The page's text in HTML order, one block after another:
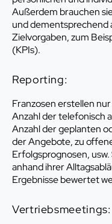
Außerdem brauchen
und
Zielvorgaben, zum
(KPIs).
Reporting:
Franzosen erstellen
Anzahl der telefonisch
Anzahl der geplanten
der Angebote, zu
Erfolgsprognosen,
anhand ihrer
Ergebnisse bewertet
Vertriebsmeetings: